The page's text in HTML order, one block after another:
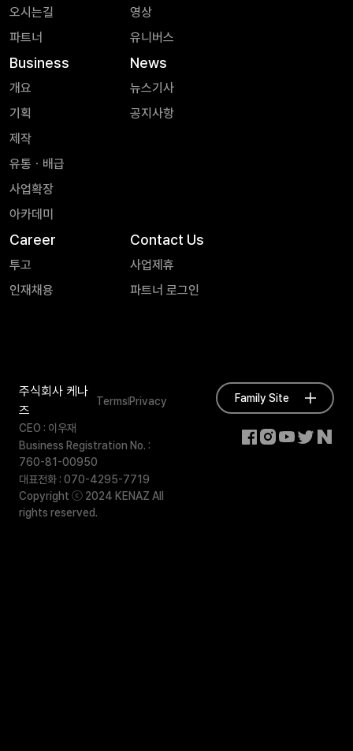
오시는길
파트너
영상
유니버스
Business
개요
기획
제작
유통ㆍ배급
사업확장
아카데미
News
뉴스기사
공지사항
Career
투고
인재채용
Contact Us
사업제휴
파트너 로그인
주식회사 케나
즈
Terms Privacy
CEO : 이우재
Business Registration No. :
760-81-00950
대표전화 : 070-4295-7719
Copyright ⓒ 2024 KENAZ All
rights reserved.
Family Site